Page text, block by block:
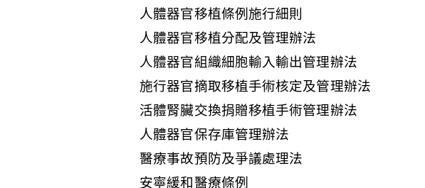
人體器官移植條例施行細則
人體器官移植分配及管理辦法
人體器官組織細胞輸入輸出管理辦法
施行器官摘取移植手術核定及管理辦法
活體腎臟交換捐贈移植手術管理辦法
人體器官保存庫管理辦法
醫療事故預防及爭議處理法
安寧緩和醫療條例